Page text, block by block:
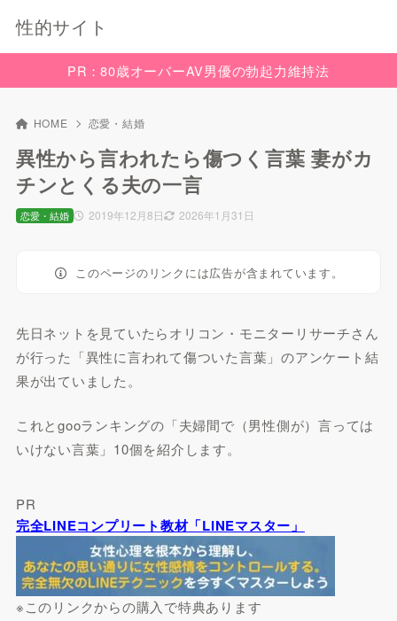
性的サイト
PR：80歳オーバーAV男優の勃起力維持法
HOME 恋愛・結婚
異性から言われたら傷つく言葉 妻がカ
チンとくる夫の一言
2019年12月8日 2026年1月31日
恋愛・結婚
このページのリンクには広告が含まれています。
先日ネットを見ていたらオリコン・モニターリサーチさん
が行った「異性に言われて傷ついた言葉」のアンケート結
果が出ていました。
これとgooランキングの「夫婦間で（男性側が）言っては
いけない言葉」10個を紹介します。
PR
完全LINEコンプリート教材「LINEマスター」
※このリンクからの購入で特典あります